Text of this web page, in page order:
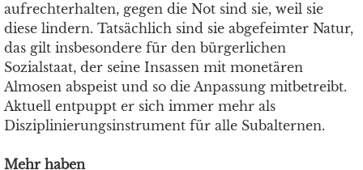
aufrechterhalten, gegen die Not sind sie, weil sie
diese lindern. Tatsächlich sind sie abgefeimter Natur,
das gilt insbesondere für den bürgerlichen
Sozialstaat, der seine Insassen mit monetären
Almosen abspeist und so die Anpassung mitbetreibt.
Aktuell entpuppt er sich immer mehr als
Disziplinierungsinstrument für alle Subalternen.
Mehr haben